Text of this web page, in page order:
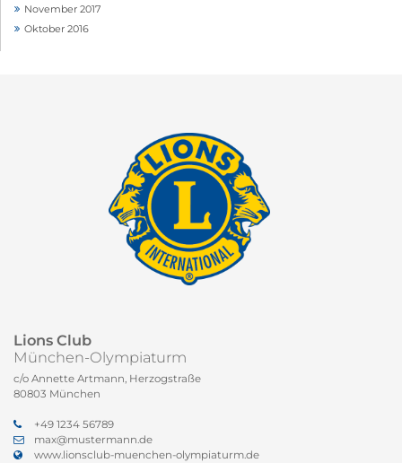
November 2017
Oktober 2016
Lions Club
München-Olympiaturm
c/o Annette Artmann, Herzogstraße
80803 München
+49 1234 56789
max@mustermann.de
www.lionsclub-muenchen-olympiaturm.de